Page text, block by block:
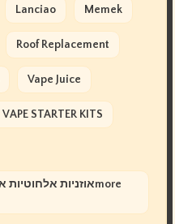
Lanciao Memek
Roof Replacement
Vape Juice
VAPE STARTER KITS